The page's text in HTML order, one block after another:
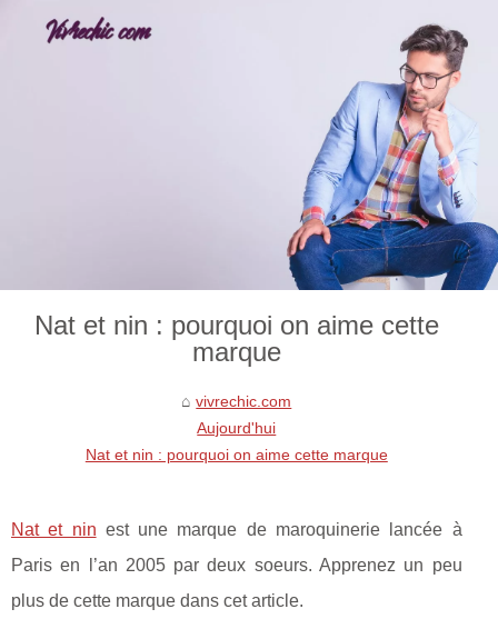
Nat et nin : pourquoi on aime cette
marque
vivrechic.com
Aujourd'hui
Nat et nin : pourquoi on aime cette marque
Nat et nin est une marque de maroquinerie lancée à
Paris en l’an 2005 par deux soeurs. Apprenez un peu
plus de cette marque dans cet article.